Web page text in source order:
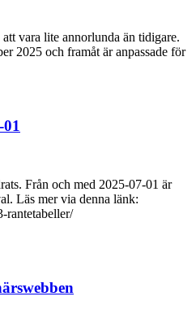
vara lite annorlunda än tidigare.
2025 och framåt är anpassade för
Från och med 2025-07-01 är
Läs mer via denna länk:
rantetabeller/